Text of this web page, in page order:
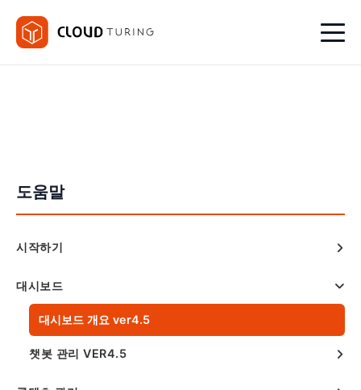
도움말
시작하기
대시보드
대시보드 개요 ver4.5
챗봇 관리 VER4.5